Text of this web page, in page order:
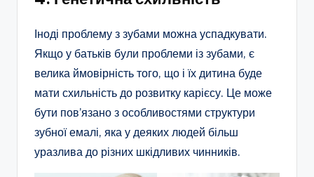
Іноді проблему з зубами можна успадкувати.
Якщо у батьків були проблеми із зубами, є
велика ймовірність того, що і їх дитина буде
мати схильність до розвитку карієсу. Це може
бути пов’язано з особливостями структури
зубної емалі, яка у деяких людей більш
уразлива до різних шкідливих чинників.